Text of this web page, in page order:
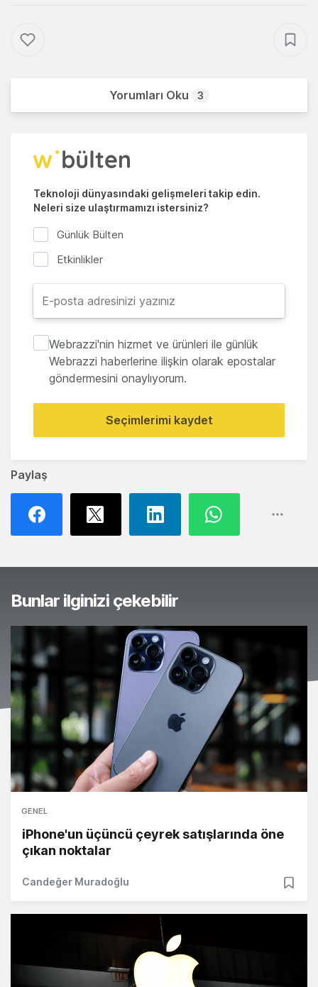
Paylaş
Yorumları Oku 3
Teknoloji dünyasındaki gelişmeleri takip edin.
Neleri size ulaştırmamızı istersiniz?
Günlük Bülten
Etkinlikler
Webrazzi'nin hizmet ve ürünleri ile günlük
Webrazzi haberlerine ilişkin olarak epostalar
göndermesini onaylıyorum.
Seçimlerimi kaydet
Bunlar ilginizi çekebilir
GENEL
iPhone'un üçüncü çeyrek satışlarında öne
çıkan noktalar
Candeğer Muradoğlu